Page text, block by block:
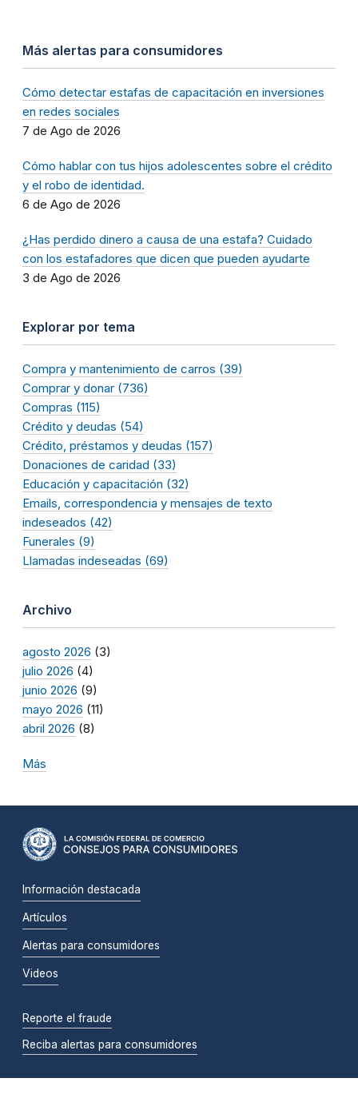
Más alertas para consumidores
Cómo detectar estafas de capacitación en inversiones
en redes sociales
7 de Ago de 2026
Cómo hablar con tus hijos adolescentes sobre el crédito
y el robo de identidad.
6 de Ago de 2026
¿Has perdido dinero a causa de una estafa? Cuidado
con los estafadores que dicen que pueden ayudarte
3 de Ago de 2026
Explorar por tema
Compra y mantenimiento de carros (39)
Comprar y donar (736)
Compras (115)
Crédito y deudas (54)
Crédito, préstamos y deudas (157)
Donaciones de caridad (33)
Educación y capacitación (32)
Emails, correspondencia y mensajes de texto
indeseados (42)
Funerales (9)
Llamadas indeseadas (69)
Archivo
agosto 2026 (3)
julio 2026 (4)
junio 2026 (9)
mayo 2026 (11)
abril 2026 (8)
Más
Información destacada
Artículos
Alertas para consumidores
Videos
Reporte el fraude
Reciba alertas para consumidores